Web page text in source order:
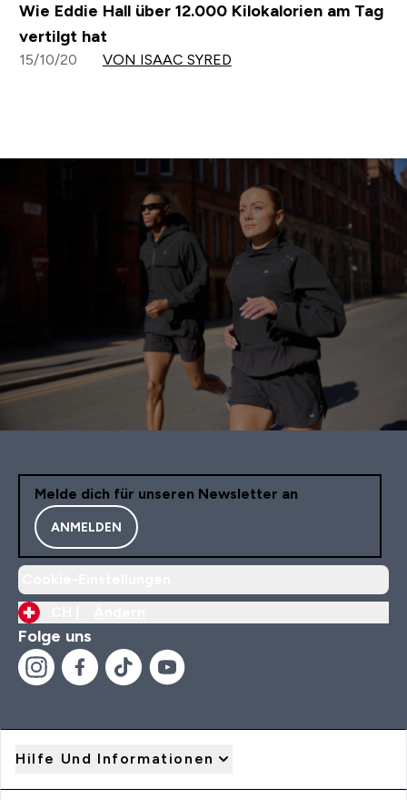
Wie Eddie Hall über 12.000 Kilokalorien am Tag
vertilgt hat
15/10/20 VON ISAAC SYRED
Melde dich für unseren Newsletter an
ANMELDEN
Folge uns
Hilfe Und Informationen